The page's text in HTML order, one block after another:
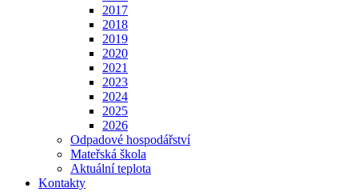
2017
2018
2019
2020
2021
2023
2024
2025
2026
Odpadové hospodářství
Mateřská škola
Aktuální teplota
Kontakty